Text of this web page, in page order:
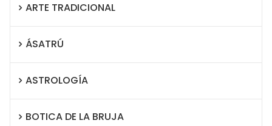
ARTE TRADICIONAL
ÁSATRÚ
ASTROLOGÍA
BOTICA DE LA BRUJA